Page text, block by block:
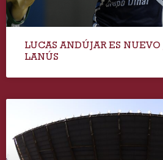
LUCAS ANDÚJAR ES
LANÚS